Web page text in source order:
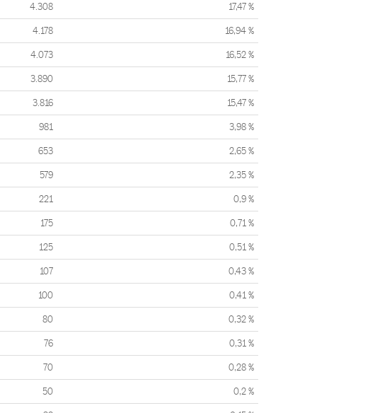
4.308 17,47 %
4.178 16,94 %
4.073 16,52 %
3.890 15,77 %
3.816 15,47 %
981 3,98 %
653 2,65 %
579 2,35 %
221 0,9 %
175 0,71 %
125 0,51 %
107 0,43 %
100 0,41 %
80 0,32 %
76 0,31 %
70 0,28 %
50 0,2 %